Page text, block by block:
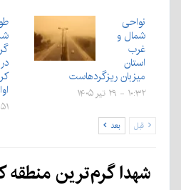
نواحی
شمال و
غرب
استان
میزبان ریزگردهاست
۱۰:۳۲ - ۲۹ تیر ۱۴۰۵
۱۰:۵۱ -
قبل بعد
شهدا گرم‌ترین